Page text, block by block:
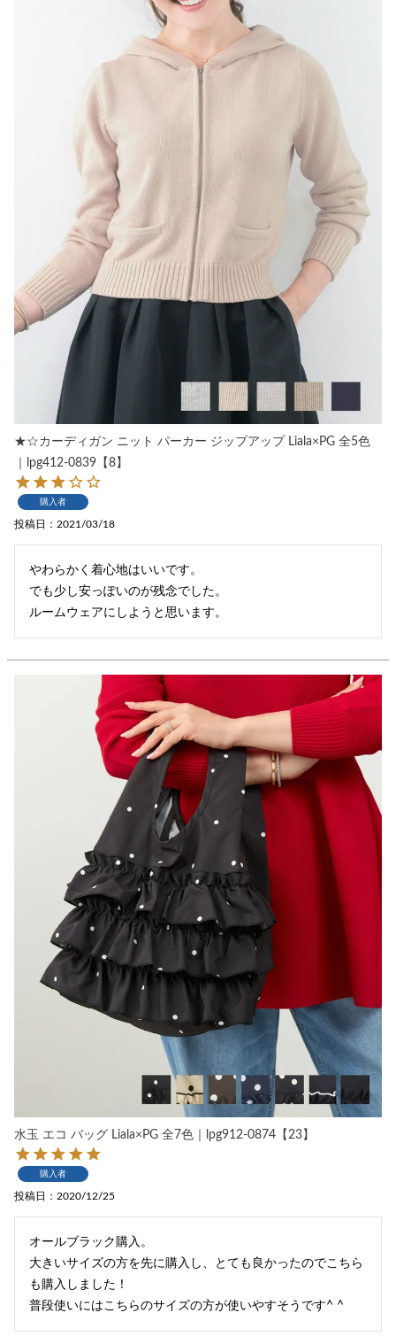
★☆カーディガン ニット パーカー ジップアップ Liala×PG 全5色
｜lpg412-0839【8】
購入者
投稿日 2021/03/18
やわらかく着心地はいいです。
でも少し安っぽいのが残念でした。
ルームウェアにしようと思います。
水玉 エコ バッグ Liala×PG 全7色｜lpg912-0874【23】
購入者
投稿日 2020/12/25
オールブラック購入。
大きいサイズの方を先に購入し、とても良かったのでこちら
も購入しました！
普段使いにはこちらのサイズの方が使いやすそうです^ ^